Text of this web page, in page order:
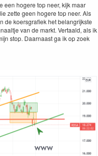
een hogere top neer, kijk maar
zette geen hogere top neer. Als
de koers­grafiek het belan­grijk­ste
van de markt. Ver­taald, als ik
stop. Daar­naast ga ik op zoek